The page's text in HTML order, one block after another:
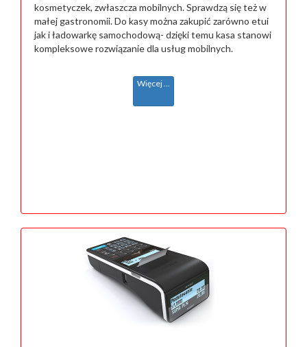
kosmetyczek, zwłaszcza mobilnych. Sprawdzą się też w
małej gastronomii. Do kasy można zakupić zarówno etui
jak i ładowarkę samochodową- dzięki temu kasa stanowi
kompleksowe rozwiązanie dla usług mobilnych.
Więcej ...